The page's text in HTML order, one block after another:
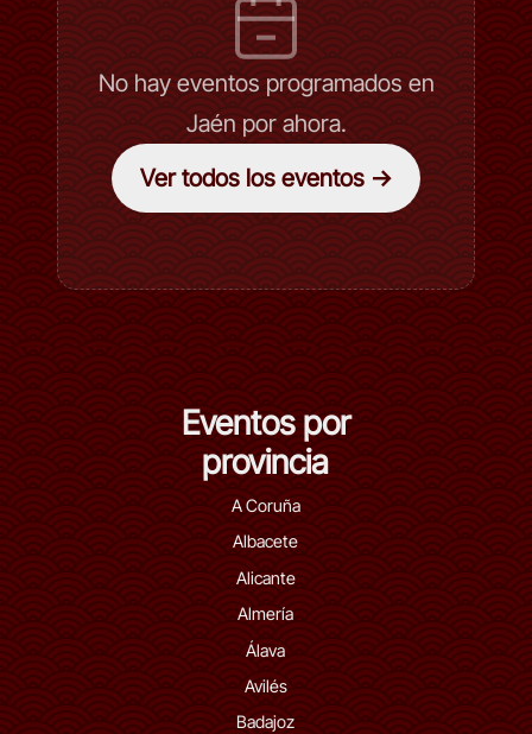
No hay eventos programados en
Jaén por ahora.
Ver todos los eventos →
Eventos por
provincia
A Coruña
Albacete
Alicante
Almería
Álava
Avilés
Badajoz